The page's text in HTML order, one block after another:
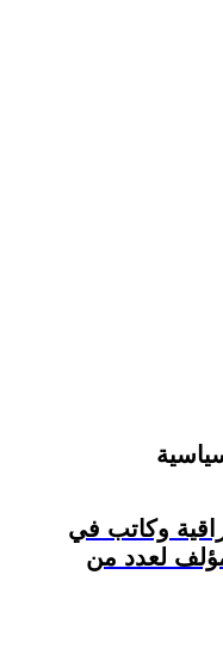
وكاتب في
لعدد من